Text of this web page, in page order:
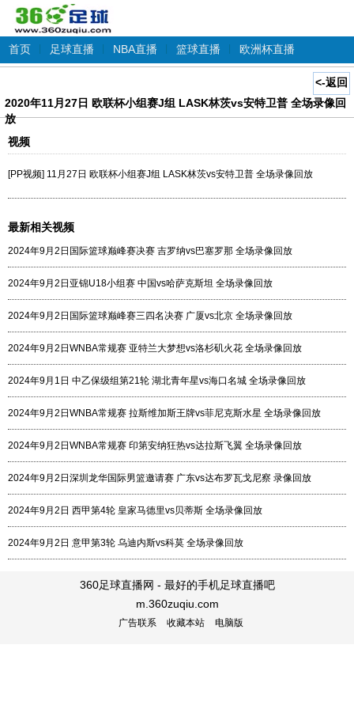
首页 足球直播 NBA直播 篮球直播 欧洲杯直播
<-返回
2020年11月27日 欧联杯小组赛J组 LASK林茨vs安特卫普 全场录像回
放
视频
[PP视频] 11月27日 欧联杯小组赛J组 LASK林茨vs安特卫普 全场录像回放
最新相关视频
2024年9月2日国际篮球巅峰赛决赛 吉罗纳vs巴塞罗那 全场录像回放
2024年9月2日亚锦U18小组赛 中国vs哈萨克斯坦 全场录像回放
2024年9月2日国际篮球巅峰赛三四名决赛 广厦vs北京 全场录像回放
2024年9月2日WNBA常规赛 亚特兰大梦想vs洛杉矶火花 全场录像回放
2024年9月1日 中乙保级组第21轮 湖北青年星vs海口名城 全场录像回放
2024年9月2日WNBA常规赛 拉斯维加斯王牌vs菲尼克斯水星 全场录像回放
2024年9月2日WNBA常规赛 印第安纳狂热vs达拉斯飞翼 全场录像回放
2024年9月2日深圳龙华国际男篮邀请赛 广东vs达布罗瓦戈尼察 录像回放
2024年9月2日 西甲第4轮 皇家马德里vs贝蒂斯 全场录像回放
2024年9月2日 意甲第3轮 乌迪内斯vs科莫 全场录像回放
360足球直播网 - 最好的手机足球直播吧
m.360zuqiu.com
广告联系 收藏本站 电脑版